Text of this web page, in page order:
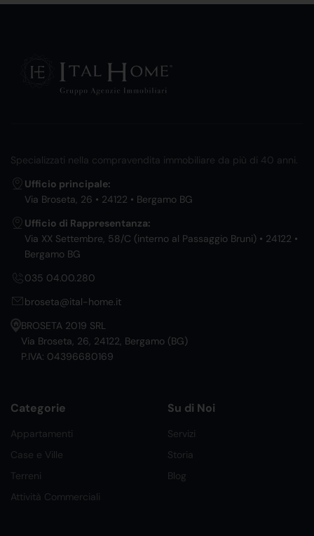
Specializzati nella compravendita immobiliare da più di 40 anni.
Ufficio principale:
Via Broseta, 26 • 24122 • Bergamo BG
Ufficio di Rappresentanza:
Via XX Settembre, 58/C (interno al Passaggio Bruni) • 24122 •
Bergamo BG
035 04.00.280
broseta@ital-home.it
BROSETA 2019 SRL
Via Broseta, 26, 24122, Bergamo (BG)
P.IVA: 04396680169
Categorie
Appartamenti
Case e Ville
Terreni
Attività Commerciali
Su di Noi
Servizi
Storia
Blog